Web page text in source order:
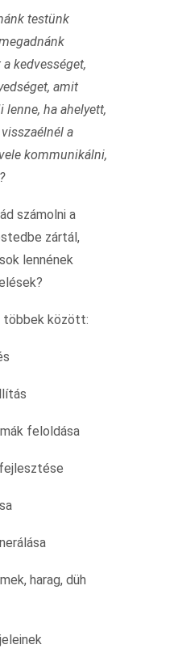
testünk
kedvességet,
amit
ha ahelyett,
a
kommunikálni,
számolni a
zártál,
lennének
többek között:
feloldása
harag, düh